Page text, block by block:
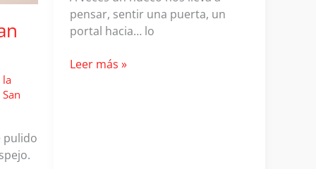
la
pulido
pensar, sentir una puerta, un
portal hacia… lo
Esculturas
Leer más »